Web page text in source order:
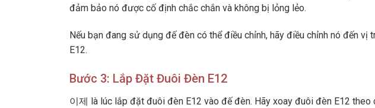
đảm bảo nó được cố định chắc chắn và không bị lỏng lẻo.
Nếu bạn đang sử dụng đế đèn có thể điều chỉnh, hãy điều chỉnh nó đến
E12.
Bước 3: Lắp Đặt Đuôi Đèn E12
이제 là lúc lắp đặt đuôi đèn E12 vào đế đèn. Hãy xoay đuôi đèn E12